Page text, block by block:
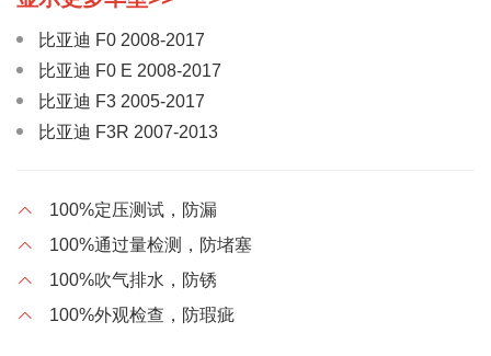
比亚迪 F0 2008-2017
比亚迪 F0 E 2008-2017
比亚迪 F3 2005-2017
比亚迪 F3R 2007-2013
比亚迪 G5 2014-
比亚迪 L3 2010-2015
比亚迪 M6 2010-2015
比亚迪 S6 2011-2016
100%定压测试，防漏
100%通过量检测，防堵塞
100%吹气排水，防锈
100%外观检查，防瑕疵